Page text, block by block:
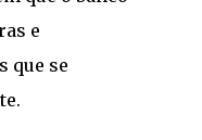
e
que se